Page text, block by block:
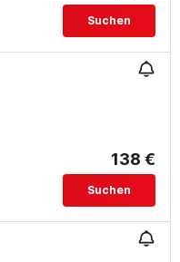
Suchen
138 €
Suchen